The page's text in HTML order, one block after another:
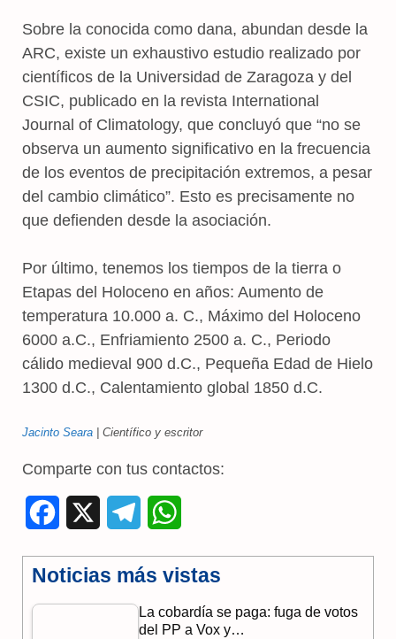
Sobre la conocida como dana, abundan desde la
ARC, existe un exhaustivo estudio realizado por
científicos de la Universidad de Zaragoza y del
CSIC, publicado en la revista International
Journal of Climatology, que concluyó que “no se
observa un aumento significativo en la frecuencia
de los eventos de precipitación extremos, a pesar
del cambio climático”. Esto es precisamente no
que defienden desde la asociación.
Por último, tenemos los tiempos de la tierra o
Etapas del Holoceno en años: Aumento de
temperatura 10.000 a. C., Máximo del Holoceno
6000 a.C., Enfriamiento 2500 a. C., Periodo
cálido medieval 900 d.C., Pequeña Edad de Hielo
1300 d.C., Calentamiento global 1850 d.C.
Jacinto Seara | Científico y escritor
Comparte con tus contactos:
c l
e
a
t
Noticias más vistas
La cobardía se paga: fuga de votos
del PP a Vox y…